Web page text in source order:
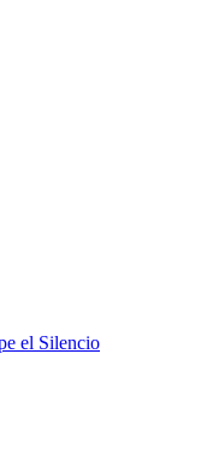
el Silencio